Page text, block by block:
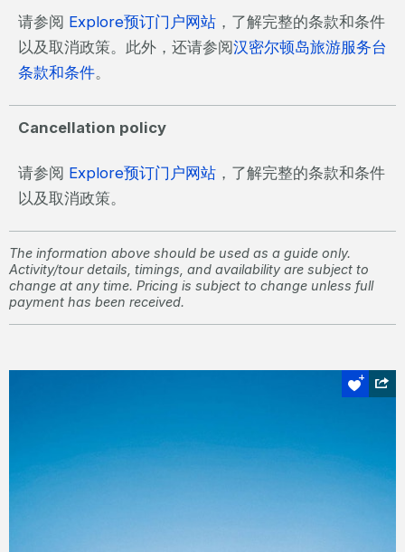
请参阅 Explore预订门户网站 ，了解完整的条款和条件
以及取消政策。此外，还请参阅汉密尔顿岛旅游服务台
条款和条件。
Cancellation policy
请参阅 Explore预订门户网站 ，了解完整的条款和条件
以及取消政策。
The information above should be used as a guide only.
Activity/tour details, timings, and availability are subject to
change at any time. Pricing is subject to change unless full
payment has been received.